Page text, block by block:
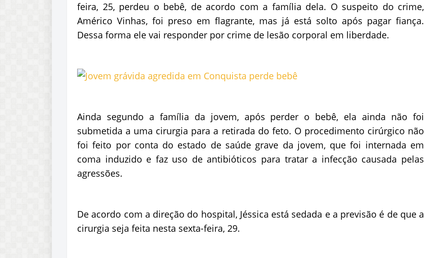
feira, 25, perdeu o bebê, de acordo com a família dela. O suspeito do crime,
Américo Vinhas, foi preso em flagrante, mas já está solto após pagar fiança.
Dessa forma ele vai responder por crime de lesão corporal em liberdade.
Ainda segundo a família da jovem, após perder o bebê, ela ainda não foi
submetida a uma cirurgia para a retirada do feto. O procedimento cirúrgico não
foi feito por conta do estado de saúde grave da jovem, que foi internada em
coma induzido e faz uso de antibióticos para tratar a infecção causada pelas
agressões.
De acordo com a direção do hospital, Jéssica está sedada e a previsão é de que a
cirurgia seja feita nesta sexta-feira, 29.